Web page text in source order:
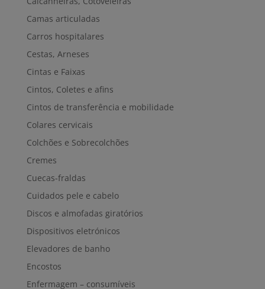
Camas articuladas
Carros hospitalares
Cestas, Arneses
Cintas e Faixas
Cintos, Coletes e afins
Cintos de transferência e mobilidade
Colares cervicais
Colchões e Sobrecolchões
Cremes
Cuecas-fraldas
Cuidados pele e cabelo
Discos e almofadas giratórios
Dispositivos eletrónicos
Elevadores de banho
Encostos
Enfermagem – consumíveis